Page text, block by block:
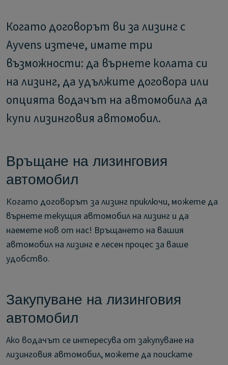
Когато договорът ви за лизинг с
Ayvens изтече, имате три
възможности: да върнете колата си
на лизинг, да удължите договора или
опцията водачът на автомобила да
купи лизинговия автомобил.
Връщане на лизинговия
автомобил
Когато договорът за лизинг приключи, можете да
върнете текущия автомобил на лизинг и да
наемете нов от нас! Връщането на вашия
автомобил на лизинг е лесен процес за ваше
удобство.
Закупуване на лизинговия
автомобил
Ако водачът се интересува от закупуване на
лизинговия автомобил, можете да поискате